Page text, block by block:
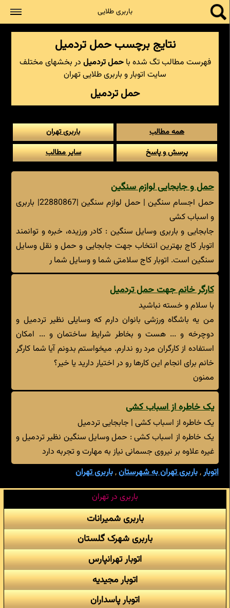
باربری طلایی
نتایج برچسب حمل تردمیل
فهرست مطالب تگ شده باحمل تردمیل در بخشهای مختلف
سایت اتوبار و باربری طلایی تهران
حمل تردمیل
همه مطالب
باربری تهران
پرسش و پاسخ
سایر مطالب
حمل و جابجایی لوازم سنگین
حمل اجسام سنگین | حمل لوازم سنگین |22880867| باربری
و اسباب کشی
جابجایی و باربری وسایل سنگین : کادر ورزیده، خبره و توانمند
اتوبار کاج بهترین انتخاب جهت جابجایی و حمل و نقل وسایل
سنگین است. اتوبار کاج سلامتی شما و وسایل شما ر
کارگر خانم جهت حمل تردمیل
با سلام و خسته نباشید
من یه باشگاه ورزشی بانوان دارم که وسایلی نظیر تردمیل و
دوچرخه و ... هست و بخاطر شرایط ساختمان و ... امکان
استفاده از کارگران مرد رو ندارم. میخواستم بدونم آیا شما کارگر
خانم برای انجام این کارها رو در اختیار دارید یا خیر؟
ممنون
یک خاطره از اسباب کشی
یک خاطره از اسباب کشی | جابجایی تردمیل
یک خاطره از اسباب کشی : حمل وسایل سنگین نظیر تردمیل و
غیره علاوه بر نیروی جسمانی نیاز به مهارت و تجربه دارد
اتوبار,باربری تهران به شهرستان,باربری تهران
باربری در تهران
باربری شمیرانات
باربری شهرک گلستان
اتوبار تهرانپارس
اتوبار مجیدیه
اتوبار پاسداران
جستجو